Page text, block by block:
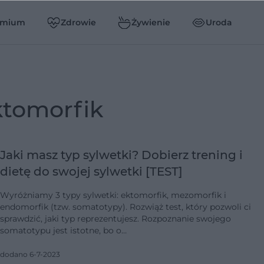
Zdrowie Żywienie Uroda
Jaki masz typ sylwetki? Dobierz trening i
dietę do swojej sylwetki [TEST]
Wyróżniamy 3 typy sylwetki: ektomorfik, mezomorfik i
endomorfik (tzw. somatotypy). Rozwiąż test, który pozwoli ci
sprawdzić, jaki typ reprezentujesz. Rozpoznanie swojego
somatotypu jest istotne, bo o…
dodano 6-7-2023